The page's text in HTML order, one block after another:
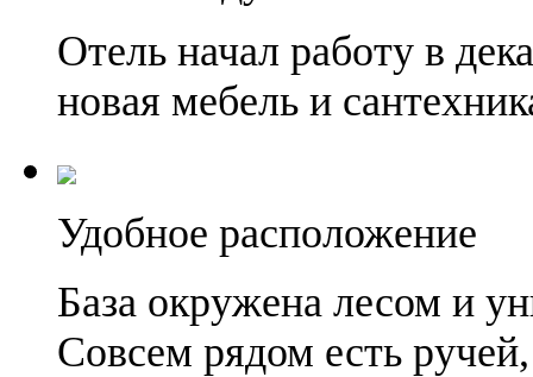
Отель начал работу в
новая мебель и
Удобное расположение
База окружена лесом и
Совсем рядом есть